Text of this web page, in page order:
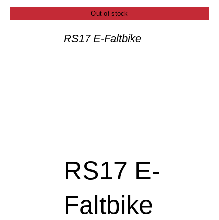
Out of stock
RS17 E-Faltbike
RS17 E-
Faltbike